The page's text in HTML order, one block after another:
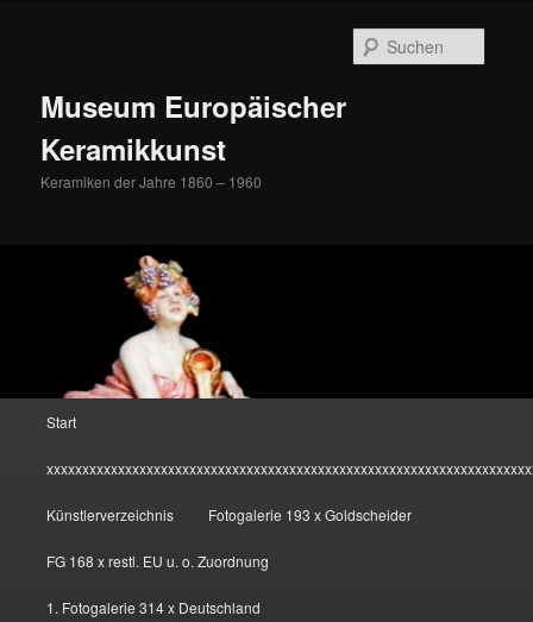
Museum Europäischer
Keramikkunst
Keramiken der Jahre 1860 – 1960
Start
Künstlerverzeichnis Fotogalerie 193 x Goldscheider
FG 168 x restl. EU u. o. Zuordnung
1. Fotogalerie 314 x Deutschland